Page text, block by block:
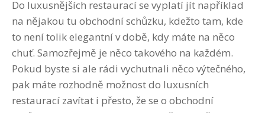
Do luxusnějších restaurací se vyplatí jít například
na nějakou tu obchodní schůzku, kdežto tam, kde
to není tolik elegantní v době, kdy máte na něco
chuť. Samozřejmě je něco takového na každém.
Pokud byste si ale rádi vychutnali něco výtečného,
pak máte rozhodně možnost do luxusních
restaurací zavítat i přesto, že se o obchodní